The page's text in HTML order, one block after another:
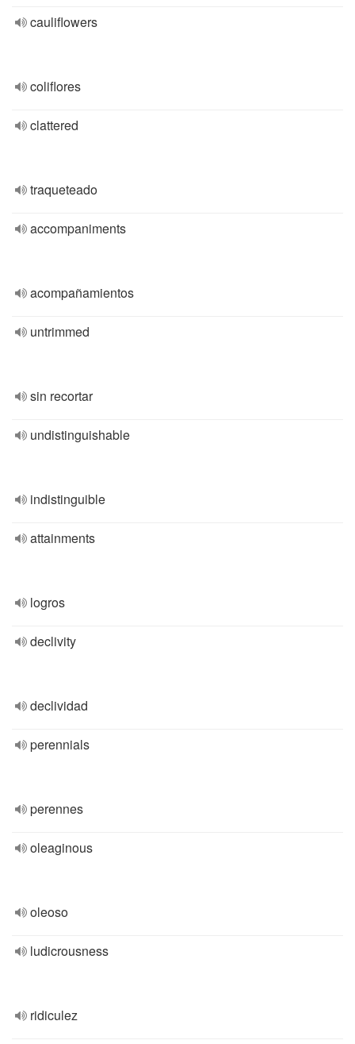
cauliflowers
coliflores
clattered
traqueteado
accompaniments
acompañamientos
untrimmed
sin recortar
undistinguishable
indistinguible
attainments
logros
declivity
declividad
perennials
perennes
oleaginous
oleoso
ludicrousness
ridiculez